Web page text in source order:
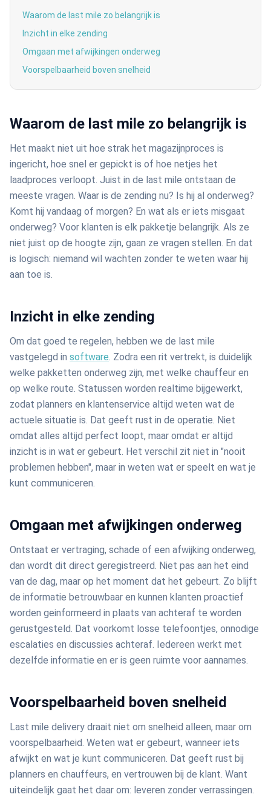
Waarom de last mile zo belangrijk is
Inzicht in elke zending
Omgaan met afwijkingen onderweg
Voorspelbaarheid boven snelheid
Waarom de last mile zo belangrijk is
Het maakt niet uit hoe strak het magazijnproces is
ingericht, hoe snel er gepickt is of hoe netjes het
laadproces verloopt. Juist in de last mile ontstaan de
meeste vragen. Waar is de zending nu? Is hij al onderweg?
Komt hij vandaag of morgen? En wat als er iets misgaat
onderweg? Voor klanten is elk pakketje belangrijk. Als ze
niet juist op de hoogte zijn, gaan ze vragen stellen. En dat
is logisch: niemand wil wachten zonder te weten waar hij
aan toe is.
Inzicht in elke zending
Om dat goed te regelen, hebben we de last mile
vastgelegd in software. Zodra een rit vertrekt, is duidelijk
welke pakketten onderweg zijn, met welke chauffeur en
op welke route. Statussen worden realtime bijgewerkt,
zodat planners en klantenservice altijd weten wat de
actuele situatie is. Dat geeft rust in de operatie. Niet
omdat alles altijd perfect loopt, maar omdat er altijd
inzicht is in wat er gebeurt. Het verschil zit niet in "nooit
problemen hebben", maar in weten wat er speelt en wat je
kunt communiceren.
Omgaan met afwijkingen onderweg
Ontstaat er vertraging, schade of een afwijking onderweg,
dan wordt dit direct geregistreerd. Niet pas aan het eind
van de dag, maar op het moment dat het gebeurt. Zo blijft
de informatie betrouwbaar en kunnen klanten proactief
worden geinformeerd in plaats van achteraf te worden
gerustgesteld. Dat voorkomt losse telefoontjes, onnodige
escalaties en discussies achteraf. Iedereen werkt met
dezelfde informatie en er is geen ruimte voor aannames.
Voorspelbaarheid boven snelheid
Last mile delivery draait niet om snelheid alleen, maar om
voorspelbaarheid. Weten wat er gebeurt, wanneer iets
afwijkt en wat je kunt communiceren. Dat geeft rust bij
planners en chauffeurs, en vertrouwen bij de klant. Want
uiteindelijk gaat het daar om: leveren zonder verrassingen.